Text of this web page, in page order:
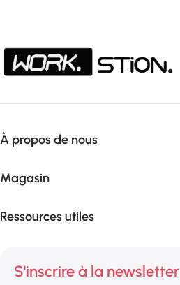
À propos de nous
Magasin
Ressources utiles
S'inscrire à la newsletter